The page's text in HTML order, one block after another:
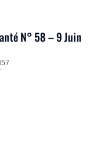
N° 58 – 9 Juin